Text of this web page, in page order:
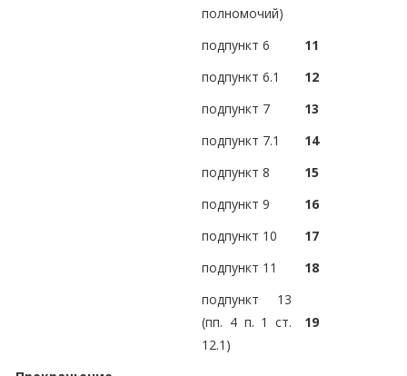
полномочий)
подпункт 6
11
подпункт 6.1
12
подпункт 7
13
подпункт 7.1
14
подпункт 8
15
подпункт 9
16
подпункт 10
17
подпункт 11
18
подпункт 13
(пп. 4 п. 1 ст.
12.1)
19